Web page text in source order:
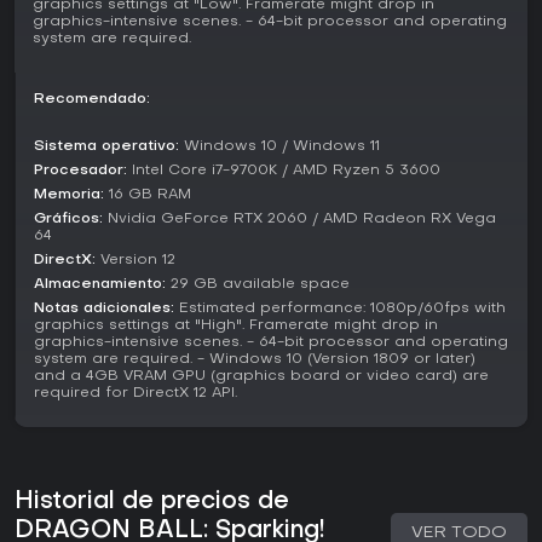
incorporada en una actualización de enero de 2026,
propone 100 desafíos predefinidos que se desbloquean de
Characters and Customization
Dragon Ball Z, Dragon Ball Super, Dragon Ball GT y
películas seleccionadas. Luchadores como Goku y Vegeta
incluyen múltiples transformaciones, como diversas formas
Super Saiyan o fusiones como Gogeta.
La personalización te permite ajustar estadísticas
individuales según tu estilo, ya sea priorizando resistencia
para un enfoque defensivo o potencia para tácticas
agresivas. Esta flexibilidad se extiende a modos como
Custom Battle, donde perfeccionas configuraciones para
combates soñados.
IGN le da 7 de 10, Push Square 8 de 10, GameSpot 6 de 10 y
Eurogamer 10 de 10. Los jugadores destacan la
graphics settings at "Low". Framerate might drop in
graphics-intensive scenes. - 64-bit processor and operating
system are required.
Recomendado:
Sistema operativo: Windows 10 / Windows 11
Procesador: Intel Core i7-9700K / AMD Ryzen 5 3600
Memoria: 16 GB RAM
Gráficos: Nvidia GeForce RTX 2060 / AMD Radeon RX Vega
64
DirectX: Version 12
Almacenamiento: 29 GB available space
Notas adicionales: Estimated performance: 1080p/60fps with
graphics settings at "High". Framerate might drop in
graphics-intensive scenes. - 64-bit processor and operating
system are required. - Windows 10 (Version 1809 or later)
and a 4GB VRAM GPU (graphics board or video card) are
required for DirectX 12 API.
Historial de precios de
DRAGON BALL: Sparking!
VER TODO